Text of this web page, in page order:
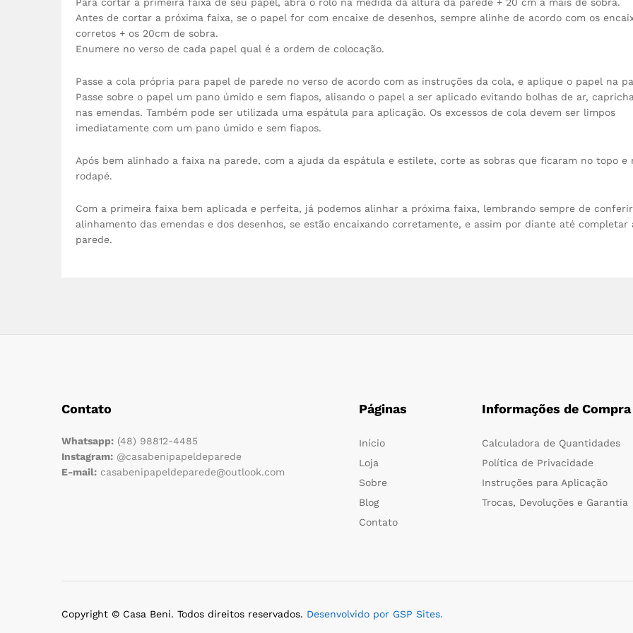
Para cortar a primeira faixa de seu papel, abra o rolo na medida da altura da parede + 20 cm a mais de sobra.
Antes de cortar a próxima faixa, se o papel for com encaixe de desenhos, sempre alinhe de acordo com os
corretos + os 20cm de sobra.
Enumere no verso de cada papel qual é a ordem de colocação.
Passe a cola própria para papel de parede no verso de acordo com as instruções da cola, e aplique o papel na
Passe sobre o papel um pano úmido e sem fiapos, alisando o papel a ser aplicado evitando bolhas de ar,
nas emendas. Também pode ser utilizada uma espátula para aplicação. Os excessos de cola devem ser limpos
imediatamente com um pano úmido e sem fiapos.
Após bem alinhado a faixa na parede, com a ajuda da espátula e estilete, corte as sobras que ficaram no topo e
rodapé.
Com a primeira faixa bem aplicada e perfeita, já podemos alinhar a próxima faixa, lembrando sempre de
alinhamento das emendas e dos desenhos, se estão encaixando corretamente, e assim por diante até completar
parede.
Contato
Whatsapp: (48) 98812-4485
Instagram: @casabenipapeldeparede
E-mail: casabenipapeldeparede@outlook.com
Páginas
Início
Loja
Sobre
Blog
Contato
Informações de Compra
Calculadora de Quantidades
Política de Privacidade
Instruções para Aplicação
Trocas, Devoluções e Garantia
Copyright © Casa Beni. Todos direitos reservados. Desenvolvido por GSP Sites.